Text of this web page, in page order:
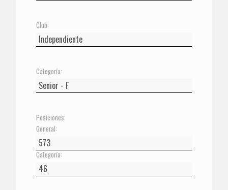
Club:
Categoría:
Posiciones:
General:
Categoría: